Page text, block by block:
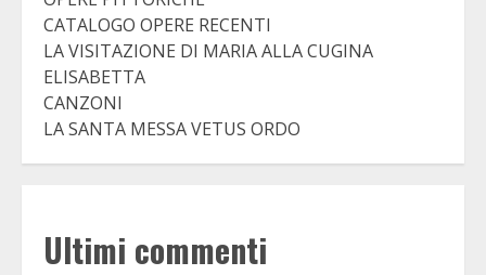
CATALOGO OPERE RECENTI
LA VISITAZIONE DI MARIA ALLA CUGINA
ELISABETTA
CANZONI
LA SANTA MESSA VETUS ORDO
Ultimi commenti